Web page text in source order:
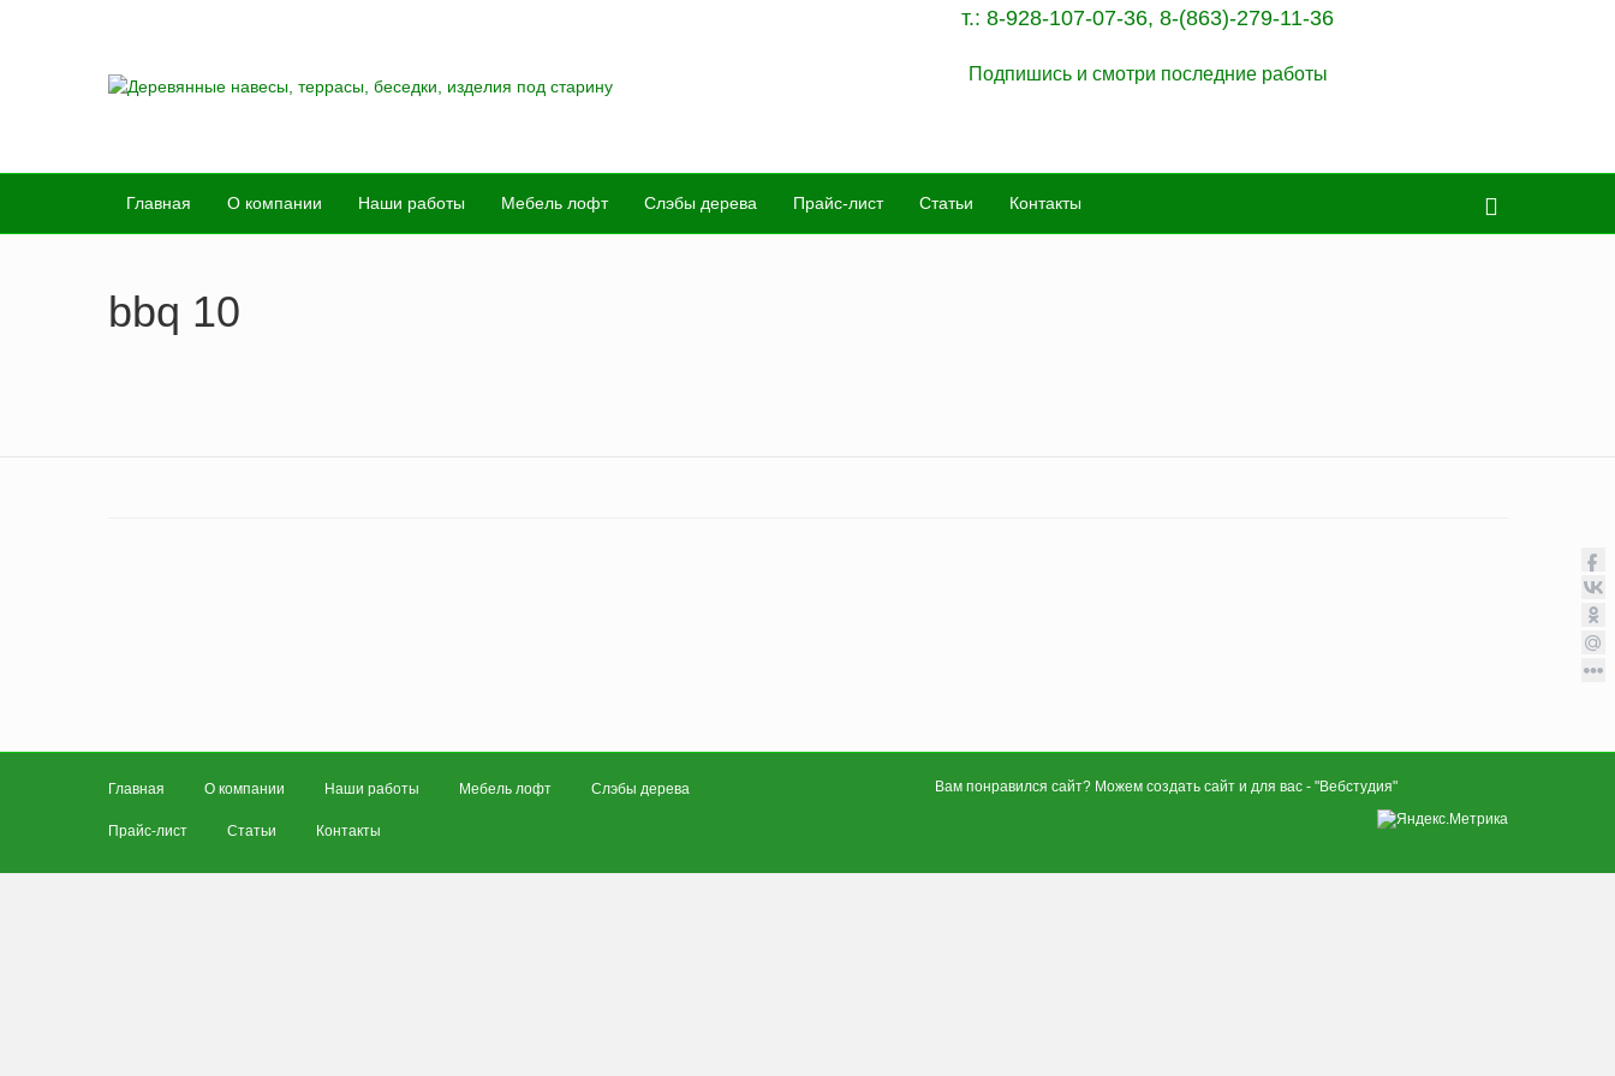
т.: 8-928-107-07-36, 8-(863)-279-11-36
Подпишись и смотри последние работы
Главная О компании Наши работы Мебель лофт Слэбы дерева Прайс-лист Статьи Контакты
bbq 10
Главная О компании Наши работы Мебель лофт Слэбы дерева
Прайс-лист Статьи Контакты
Вам понравился сайт? Можем создать сайт и для вас - "Вебстудия"